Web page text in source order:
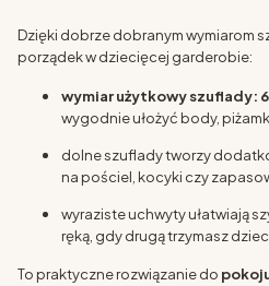
Dzięki dobrze dobranym wymiarom
porządek w dziecięcej garderobie:
wymiar użytkowy szuflady:
wygodnie ułożyć body,
dolne szuflady tworzy
na pościel, kocyki czy
wyraziste uchwyty ułatwiają
ręką, gdy drugą trzymasz
To praktyczne rozwiązanie do